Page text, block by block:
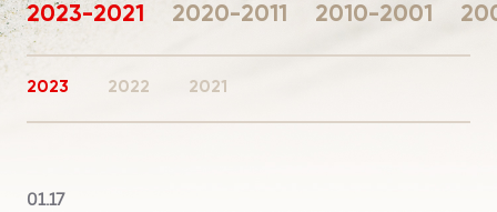
2023-2021 2020-2011 2010-2001
2023 2022 2021
01.17